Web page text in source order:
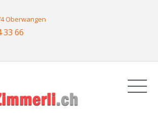
Oberwangen
33 66